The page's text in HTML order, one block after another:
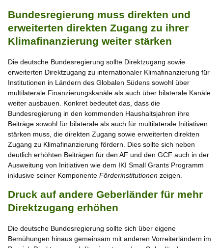
Bundesregierung muss direkten und
erweiterten direkten Zugang zu ihrer
Klimafinanzierung weiter stärken
Die deutsche Bundesregierung sollte Direktzugang sowie
erweiterten Direktzugang zu internationaler Klimafinanzierung für
Institutionen in Ländern des Globalen Südens sowohl über
multilaterale Finanzierungskanäle als auch über bilaterale Kanäle
weiter ausbauen. Konkret bedeutet das, dass die
Bundesregierung in den kommenden Haushaltsjahren ihre
Beiträge sowohl für bilaterale als auch für multilaterale Initiativen
stärken muss, die direkten Zugang sowie erweiterten direkten
Zugang zu Klimafinanzierung fördern. Dies sollte sich neben
deutlich erhöhten Beiträgen für den AF und den GCF auch in der
Ausweitung von Initiativen wie dem IKI Small Grants Programm
inklusive seiner Komponente Förderinstitutionen zeigen.
Druck auf andere Geberländer für mehr
Direktzugang erhöhen
Die deutsche Bundesregierung sollte sich über eigene
Bemühungen hinaus gemeinsam mit anderen Vorreiterländern im